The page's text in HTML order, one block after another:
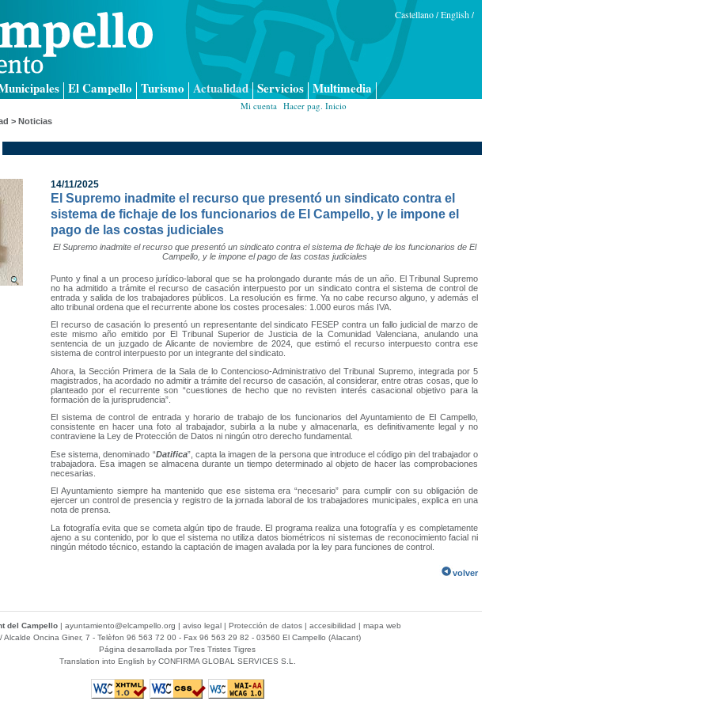
Castellano / English /
El Campello Turismo Actualidad Servicios Multimedia
Mi cuenta Hacer pag. Inicio
> Noticias
14/11/2025
El Supremo inadmite el recurso que presentó un sindicato contra el
sistema de fichaje de los funcionarios de El Campello, y le impone el
pago de las costas judiciales
El Supremo inadmite el recurso que presentó un sindicato contra el sistema de fichaje de los funcionarios de El
Campello, y le impone el pago de las costas judiciales
Punto y final a un proceso jurídico-laboral que se ha prolongado durante más de un año. El Tribunal Supremo
no ha admitido a trámite el recurso de casación interpuesto por un sindicato contra el sistema de control de
entrada y salida de los trabajadores públicos. La resolución es firme. Ya no cabe recurso alguno, y además el
alto tribunal ordena que el recurrente abone los costes procesales: 1.000 euros más IVA.
El recurso de casación lo presentó un representante del sindicato FESEP contra un fallo judicial de marzo de
este mismo año emitido por El Tribunal Superior de Justicia de la Comunidad Valenciana, anulando una
sentencia de un juzgado de Alicante de noviembre de 2024, que estimó el recurso interpuesto contra ese
sistema de control interpuesto por un integrante del sindicato.
Ahora, la Sección Primera de la Sala de lo Contencioso-Administrativo del Tribunal Supremo, integrada por 5
magistrados, ha acordado no admitir a trámite del recurso de casación, al considerar, entre otras cosas, que lo
planteado por el recurrente son “cuestiones de hecho que no revisten interés casacional objetivo para la
formación de la jurisprudencia”.
El sistema de control de entrada y horario de trabajo de los funcionarios del Ayuntamiento de El Campello,
consistente en hacer una foto al trabajador, subirla a la nube y almacenarla, es definitivamente legal y no
contraviene la Ley de Protección de Datos ni ningún otro derecho fundamental.
Ese sistema, denominado “Datifica”, capta la imagen de la persona que introduce el código pin del trabajador o
trabajadora. Esa imagen se almacena durante un tiempo determinado al objeto de hacer las comprobaciones
necesarias.
El Ayuntamiento siempre ha mantenido que ese sistema era “necesario” para cumplir con su obligación de
ejercer un control de presencia y registro de la jornada laboral de los trabajadores municipales, explica en una
nota de prensa.
La fotografía evita que se cometa algún tipo de fraude. El programa realiza una fotografía y es completamente
ajeno a su contenido, por lo que el sistema no utiliza datos biométricos ni sistemas de reconocimiento facial ni
ningún método técnico, estando la captación de imagen avalada por la ley para funciones de control.
volver
del Campello | ayuntamiento@elcampello.org | aviso legal | Protección de datos | accesibilidad | mapa web
Alcalde Oncina Giner, 7 - Telèfon 96 563 72 00 - Fax 96 563 29 82 - 03560 El Campello (Alacant)
Página desarrollada por Tres Tristes Tigres
Translation into English by CONFIRMA GLOBAL SERVICES S.L.